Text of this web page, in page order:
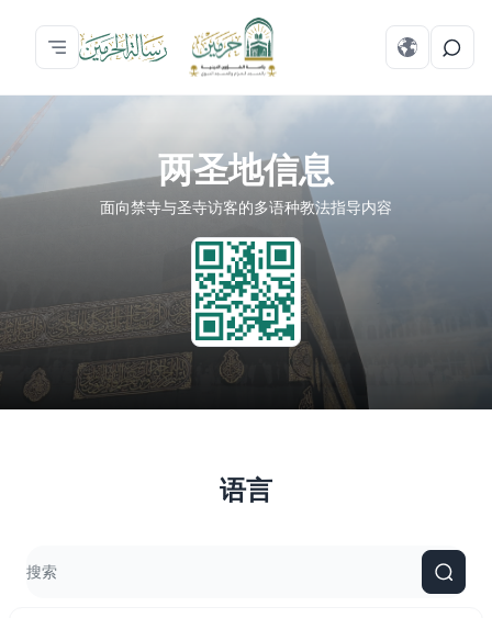
两圣地信息
面向禁寺与圣寺访客的多语种教法指导内容
语言